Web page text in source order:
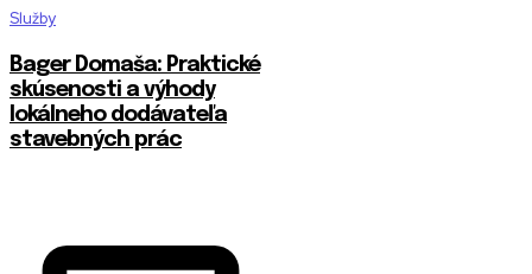
Služby
Bager Domaša: Praktické
skúsenosti a výhody
lokálneho dodávateľa
stavebných prác